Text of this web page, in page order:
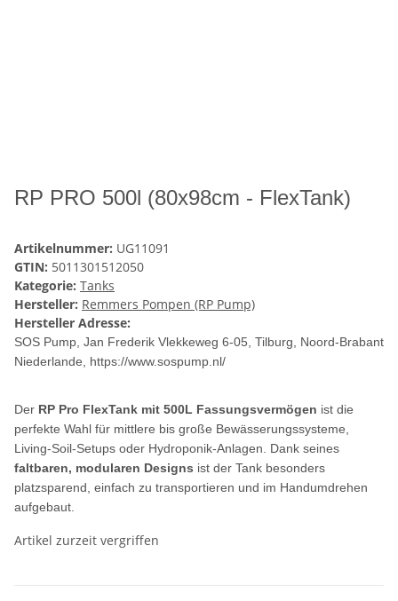
RP PRO 500l (80x98cm - FlexTank)
Artikelnummer: UG11091
GTIN: 5011301512050
Kategorie: Tanks
Hersteller: Remmers Pompen (RP Pump)
Hersteller Adresse:
SOS Pump, Jan Frederik Vlekkeweg 6-05, Tilburg, Noord-Brabant
Niederlande, https://www.sospump.nl/
Der RP Pro FlexTank mit 500L Fassungsvermögen ist die
perfekte Wahl für mittlere bis große Bewässerungssysteme,
Living-Soil-Setups oder Hydroponik-Anlagen. Dank seines
faltbaren, modularen Designs ist der Tank besonders
platzsparend, einfach zu transportieren und im Handumdrehen
aufgebaut.
Artikel zurzeit vergriffen